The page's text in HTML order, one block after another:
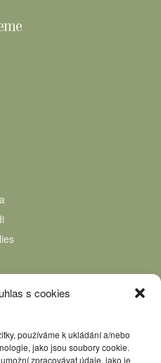
s cookies
používáme k ukládání a/nebo
jako jsou soubory cookie.
zpracovávat údaje, jako je